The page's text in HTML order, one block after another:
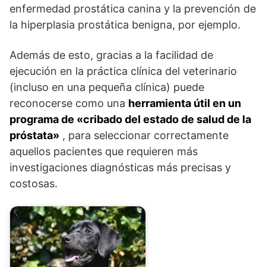
enfermedad prostática canina y la prevención de
la hiperplasia prostática benigna, por ejemplo.
Además de esto, gracias a la facilidad de
ejecución en la práctica clínica del veterinario
(incluso en una pequeña clínica) puede
reconocerse como una herramienta útil en un
programa de «cribado del estado de salud de la
próstata» , para seleccionar correctamente
aquellos pacientes que requieren más
investigaciones diagnósticas más precisas y
costosas.